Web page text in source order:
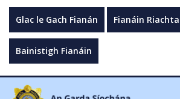
Glac le Gach Fianán Fianáin
Bainistigh Fianáin